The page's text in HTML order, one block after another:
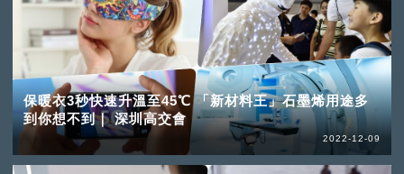
保暖衣3秒快速升溫至45℃ 「新材料王」石墨烯用途多
到你想不到｜ 深圳高交會
2022-12-09